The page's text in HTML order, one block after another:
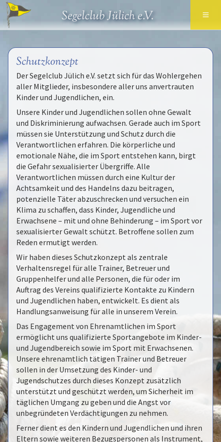
Segelclub Jülich e.V. ≡
Schutzkonzept
Der Segelclub Jülich e.V. setzt sich für das Wohlergehen
aller Mitglieder, insbesondere aller uns anvertrauten
Kinder und Jugendlichen, ein.
Unsere Kinder und Jugendlichen sollen ohne Gewalt
und Diskriminierung aufwachsen. Gerade auch im Sport
müssen sie Unterstützung und Schutz durch die
Verantwortlichen erfahren. Die körperliche und
emotionale Nähe, die im Sport entstehen kann, birgt
die Gefahr sexualisierter Übergriffe. Alle
Verantwortlichen müssen durch eine Kultur der
Achtsamkeit und des Handelns dazu beitragen,
potenzielle Täter abzuschrecken und versuchen ein
Klima zu schaffen, dass Kinder, Jugendliche und
Erwachsene – mit und ohne Behinderung – im Sport vor
sexualisierter Gewalt schützt. Betroffene sollen zum
Reden ermutigt werden.
Wir haben dieses Schutzkonzept als zentrale
Verhaltensregel für alle Trainer, Betreuer und
Gruppenhelfer und alle Personen, die für oder im
Auftrag des Vereins qualifizierte Kontakte zu Kindern
und Jugendlichen haben, entwickelt. Es dient als
Handlungsanweisung für alle in unserem Verein.
Das Engagement von Ehrenamtlichen im Sport
ermöglicht uns qualifizierte Sportangebote im Kinder-
und Jugendbereich sowie im Sport mit Erwachsenen.
Unsere ehrenamtlich tätigen Trainer und Betreuer
sollen in der Umsetzung des Kinder- und
Jugendschutzes durch dieses Konzept zusätzlich
unterstützt und geschützt werden, um Sicherheit im
täglichen Umgang zu geben und die Angst vor
unbegründeten Verdächtigungen zu nehmen.
Ferner dient es den Kindern und Jugendlichen und ihren
Eltern sowie weiteren Bezugspersonen als Instrument,